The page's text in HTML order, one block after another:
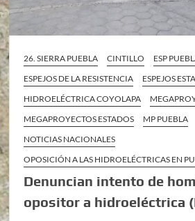
26. SIERRA PUEBLA CINTILLO
ESP
ESPEJOS DE LA RESISTENCIA
ESPEJOS
HIDROELÉCTRICA COYOLAPA
MEGAPROYECTOS ESTADOS
MP PUEBLA
NOTICIAS NACIONALES
OPOSICIÓN A LAS HIDROELÉCTRICAS EN
Denuncian intento de
opositor a hidroeléctrica